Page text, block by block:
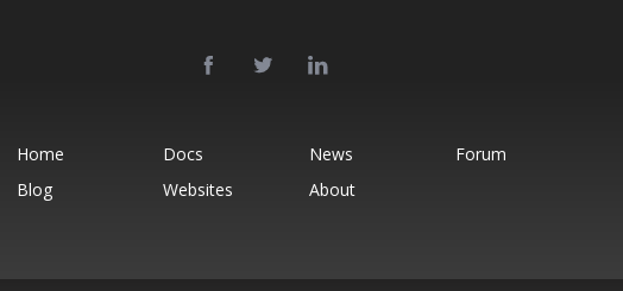
Home Docs News
Forum
Blog
Websites About